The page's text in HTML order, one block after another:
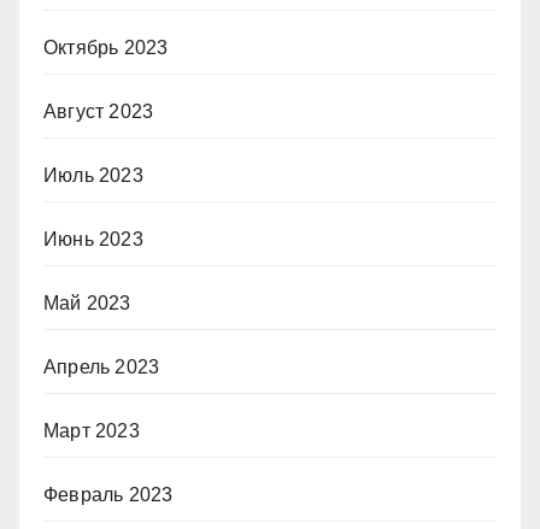
Октябрь 2023
Август 2023
Июль 2023
Июнь 2023
Май 2023
Апрель 2023
Март 2023
Февраль 2023